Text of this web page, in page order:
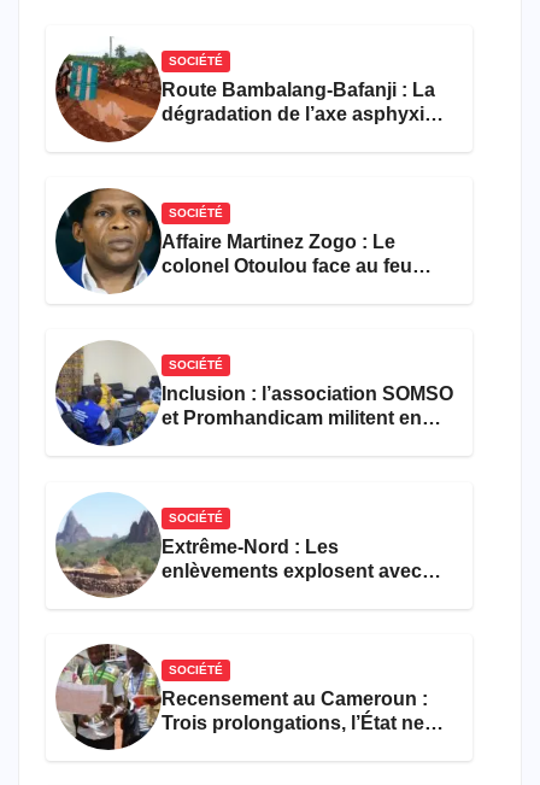
SOCIÉTÉ
Route Bambalang-Bafanji : La
dégradation de l’axe asphyxie
SOCIÉTÉ
Affaire Martinez Zogo : Le
colonel Otoulou face au feu
SOCIÉTÉ
Inclusion : l’association SOMSO
et Promhandicam militent en
SOCIÉTÉ
Extrême-Nord : Les
enlèvements explosent avec
SOCIÉTÉ
Recensement au Cameroun :
Trois prolongations, l’État ne